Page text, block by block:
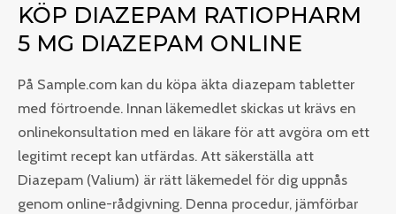
KÖP DIAZEPAM RATIOPHARM
5 MG DIAZEPAM ONLINE
På Sample.com kan du köpa äkta diazepam tabletter
med förtroende. Innan läkemedlet skickas ut krävs en
onlinekonsultation med en läkare för att avgöra om ett
legitimt recept kan utfärdas. Att säkerställa att
Diazepam (Valium) är rätt läkemedel för dig uppnås
genom online-rådgivning. Denna procedur, jämförbar